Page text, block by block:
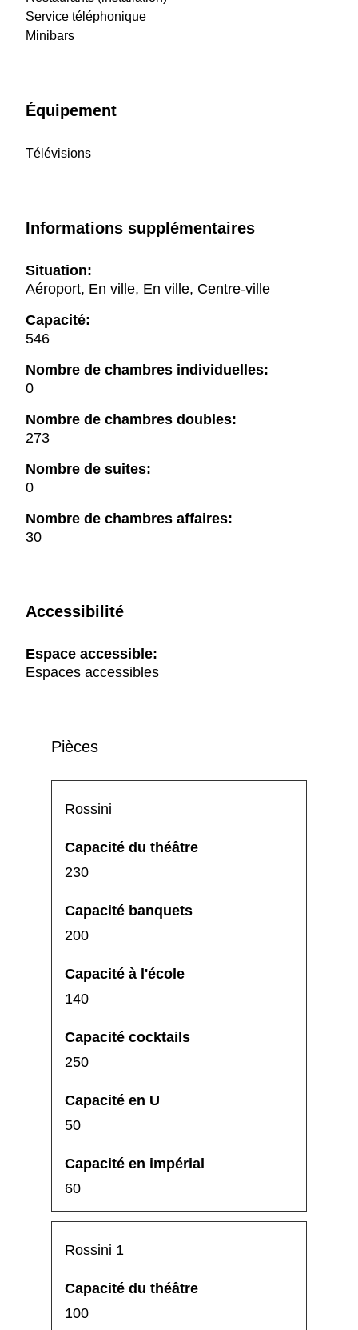
Service téléphonique
Minibars
Équipement
Télévisions
Informations supplémentaires
Situation:
Aéroport, En ville, En ville, Centre-ville
Capacité:
546
Nombre de chambres individuelles:
0
Nombre de chambres doubles:
273
Nombre de suites:
0
Nombre de chambres affaires:
30
Accessibilité
Espace accessible:
Espaces accessibles
Pièces
Rossini
230
200
140
250
50
60
Rossini 1
100